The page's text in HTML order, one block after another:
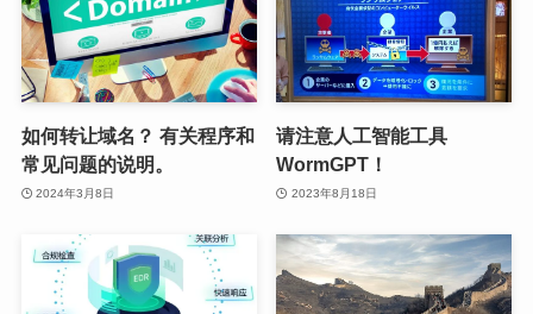
如何转让域名？ 有关程序和
常见问题的说明。
2024年3月8日
请注意人工智能工具
WormGPT！
2023年8月18日